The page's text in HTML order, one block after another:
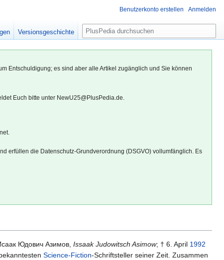
Entschuldigung; es sind aber alle Artikel zugänglich und Sie können
Euch bitte unter NewU25@PlusPedia.de.
erfüllen die Datenschutz-Grundverordnung (DSGVO) vollumfänglich. Es
Юдович Азимов, Issaak Judowitsch Asimow; † 6. April 1992
Science-Fiction-Schriftsteller seiner Zeit. Zusammen
Benutzerkonto erstellen Anmelden
Versionsgeschichte
S
u
c
e